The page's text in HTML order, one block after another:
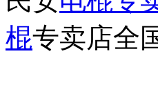
棍专卖店全